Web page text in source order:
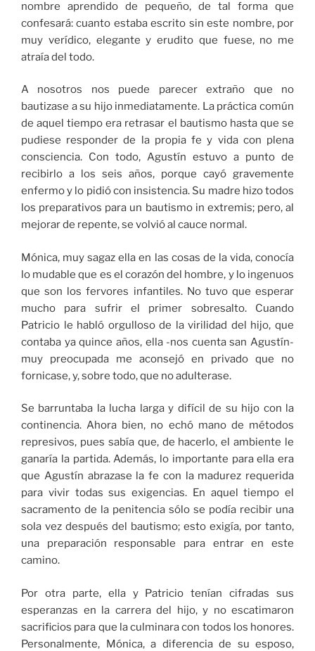
nombre aprendido de pequeño, de tal forma que
confesará: cuanto estaba escrito sin este nombre, por
muy verídico, elegante y erudito que fuese, no me
atraía del todo.
A nosotros nos puede parecer extraño que no
bautizase a su hijo inmediatamente. La práctica común
de aquel tiempo era retrasar el bautismo hasta que se
pudiese responder de la propia fe y vida con plena
consciencia. Con todo, Agustín estuvo a punto de
recibirlo a los seis años, porque cayó gravemente
enfermo y lo pidió con insistencia. Su madre hizo todos
los preparativos para un bautismo in extremis; pero, al
mejorar de repente, se volvió al cauce normal.
Mónica, muy sagaz ella en las cosas de la vida, conocía
lo mudable que es el corazón del hombre, y lo ingenuos
que son los fervores infantiles. No tuvo que esperar
mucho para sufrir el primer sobresalto. Cuando
Patricio le habló orgulloso de la virilidad del hijo, que
contaba ya quince años, ella -nos cuenta san Agustín-
muy preocupada me aconsejó en privado que no
fornicase, y, sobre todo, que no adulterase.
Se barruntaba la lucha larga y difícil de su hijo con la
continencia. Ahora bien, no echó mano de métodos
represivos, pues sabía que, de hacerlo, el ambiente le
ganaría la partida. Además, lo importante para ella era
que Agustín abrazase la fe con la madurez requerida
para vivir todas sus exigencias. En aquel tiempo el
sacramento de la penitencia sólo se podía recibir una
sola vez después del bautismo; esto exigía, por tanto,
una preparación responsable para entrar en este
camino.
Por otra parte, ella y Patricio tenían cifradas sus
esperanzas en la carrera del hijo, y no escatimaron
sacrificios para que la culminara con todos los honores.
Personalmente, Mónica, a diferencia de su esposo,